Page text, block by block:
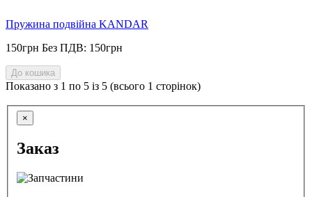
Пружина подвійна KANDAR
150грн Без ПДВ: 150грн
До кошика
Показано з 1 по 5 із 5 (всього 1 сторінок)
×
Заказ